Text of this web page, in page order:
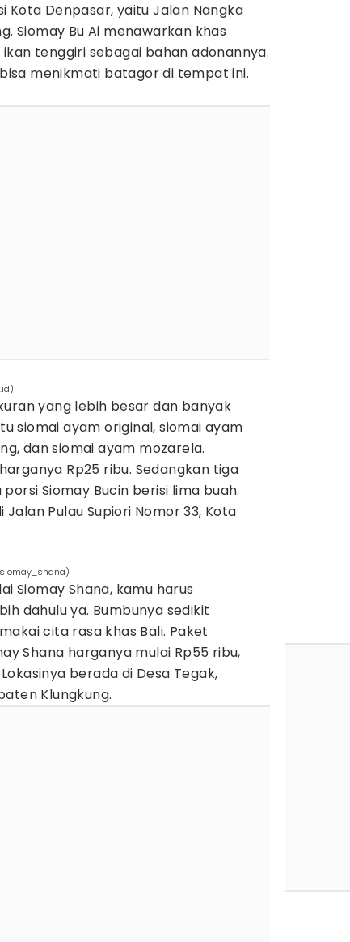
Kota Denpasar, yaitu Jalan Nangka
Siomay Bu Ai menawarkan khas
tenggiri sebagai bahan adonannya.
menikmati batagor di tempat ini.
yang lebih besar dan banyak
siomai ayam original, siomai ayam
dan siomai ayam mozarela.
Rp25 ribu. Sedangkan tiga
Siomay Bucin berisi lima buah.
Jalan Pulau Supiori Nomor 33, Kota
Siomay Shana, kamu harus
dahulu ya. Bumbunya sedikit
cita rasa khas Bali. Paket
Shana harganya mulai Rp55 ribu,
berada di Desa Tegak,
Klungkung.